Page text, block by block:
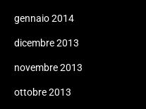
gennaio 2014
dicembre 2013
novembre 2013
ottobre 2013